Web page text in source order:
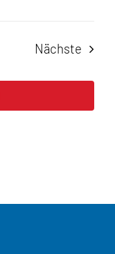
Nächste